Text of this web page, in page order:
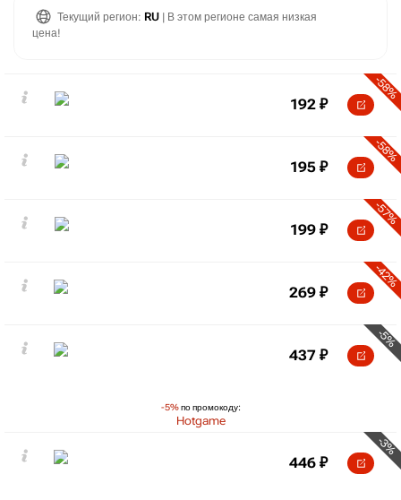
Текущий регион: RU | В этом регионе самая низкая
цена!
-58%
192 ₽
-58%
195 ₽
-57%
199 ₽
-42%
269 ₽
-5%по промокоду:
Hotgame
-5%
437 ₽
-3%
446 ₽